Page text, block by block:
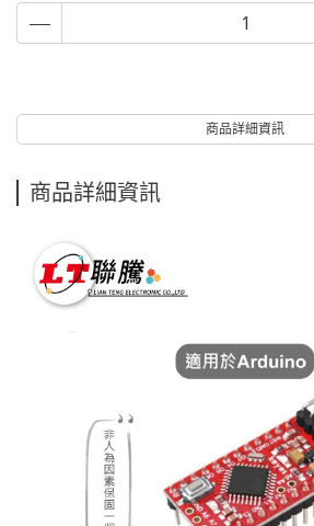
商品詳細資訊
商品詳細資訊